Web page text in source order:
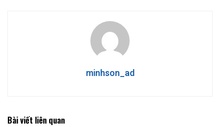
minhson_ad
Bài viết liên quan